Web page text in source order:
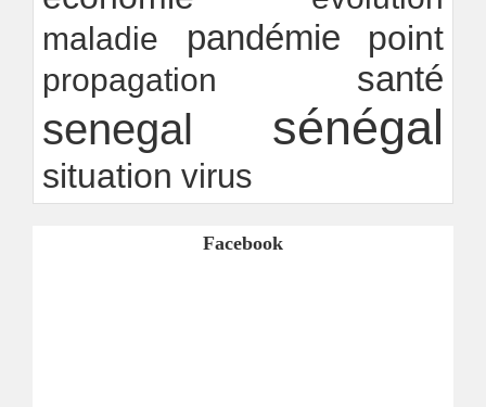
maladie
pandémie point
propagation santé
senegal sénégal
situation virus
Facebook